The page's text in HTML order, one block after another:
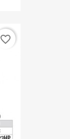
favorite_border